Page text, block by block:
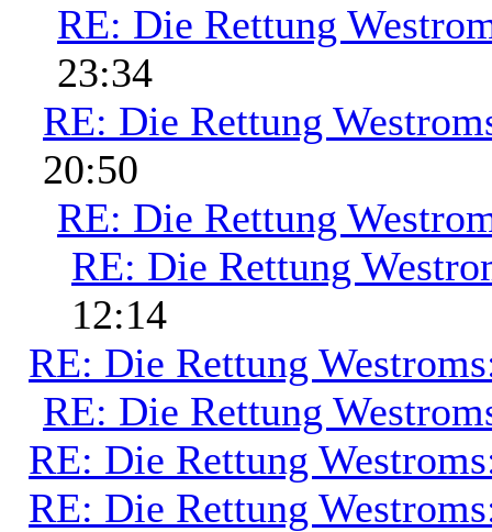
RE: Die Rettung
23:34
RE: Die Rettung
20:50
RE: Die Rettung
RE: Die Rettung
12:14
RE: Die Rettung
RE: Die Rettung
RE: Die Rettung
RE: Die Rettung